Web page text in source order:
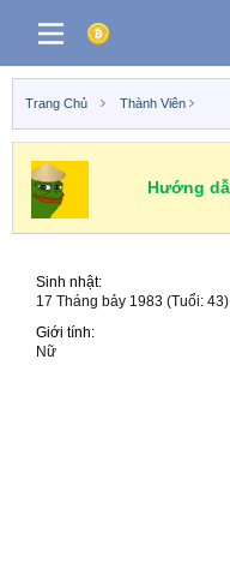
Trang Chủ Thành Viên
Hướng
Sinh nhật
17 Tháng bảy 1983 (Tuổi: 43)
Giới tính
Nữ